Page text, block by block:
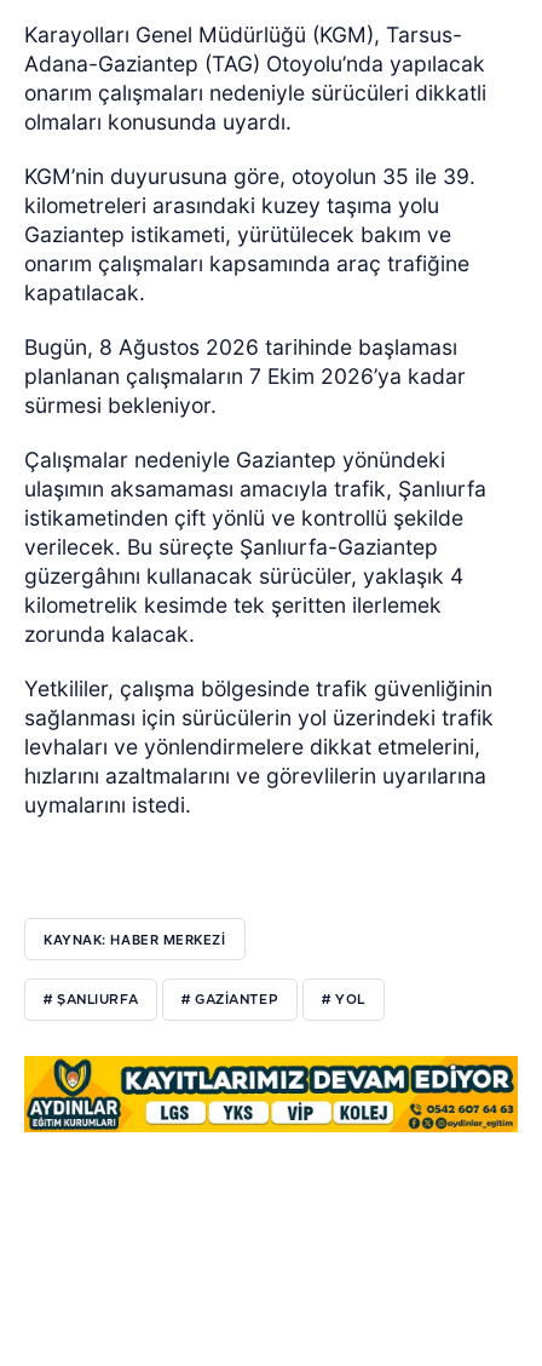
Karayolları Genel Müdürlüğü (KGM), Tarsus-
Adana-Gaziantep (TAG) Otoyolu’nda yapılacak
onarım çalışmaları nedeniyle sürücüleri dikkatli
olmaları konusunda uyardı.
KGM’nin duyurusuna göre, otoyolun 35 ile 39.
kilometreleri arasındaki kuzey taşıma yolu
Gaziantep istikameti, yürütülecek bakım ve
onarım çalışmaları kapsamında araç trafiğine
kapatılacak.
Bugün, 8 Ağustos 2026 tarihinde başlaması
planlanan çalışmaların 7 Ekim 2026’ya kadar
sürmesi bekleniyor.
Çalışmalar nedeniyle Gaziantep yönündeki
ulaşımın aksamaması amacıyla trafik, Şanlıurfa
istikametinden çift yönlü ve kontrollü şekilde
verilecek. Bu süreçte Şanlıurfa-Gaziantep
güzergâhını kullanacak sürücüler, yaklaşık 4
kilometrelik kesimde tek şeritten ilerlemek
zorunda kalacak.
Yetkililer, çalışma bölgesinde trafik güvenliğinin
sağlanması için sürücülerin yol üzerindeki trafik
levhaları ve yönlendirmelere dikkat etmelerini,
hızlarını azaltmalarını ve görevlilerin uyarılarına
uymalarını istedi.
KAYNAK: HABER MERKEZİ
# ŞANLIURFA # GAZIANTEP # YOL